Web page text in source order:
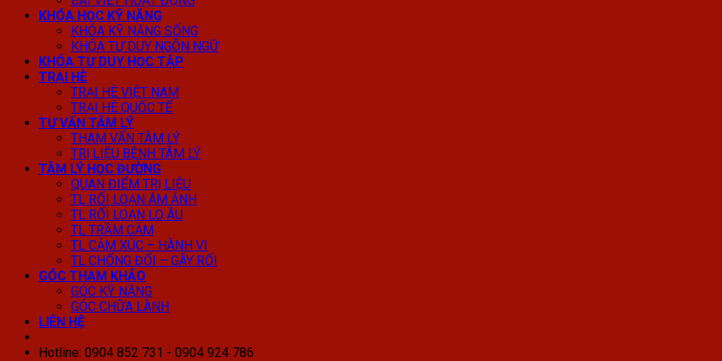
KHÓA HỌC KỸ NĂNG
KHÓA KỸ NĂNG SỐNG
KHÓA TƯ DUY NGÔN NGỮ
KHÓA TƯ DUY HỌC TẬP
TRẠI HÈ
TRẠI HÈ VIỆT NAM
TRẠI HÈ QUỐC TẾ
TƯ VẤN TÂM LÝ
THAM VẤN TÂM LÝ
TRỊ LIỆU BỆNH TÂM LÝ
TÂM LÝ HỌC ĐƯỜNG
QUAN ĐIỂM TRỊ LIỆU
TL RỐI LOẠN ÁM ẢNH
TL RỐI LOẠN LO ÂU
TL TRẦM CẢM
TL CẢM XÚC – HÀNH VI
TL CHỐNG ĐỐI – GÂY RỐI
GÓC THAM KHẢO
GÓC KỸ NĂNG
GÓC CHỮA LÀNH
LIÊN HỆ
Hotline: 0904 852 731 - 0904 924 786